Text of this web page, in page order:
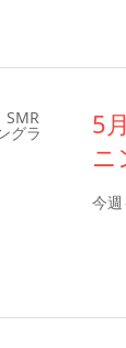
5
ニ
今